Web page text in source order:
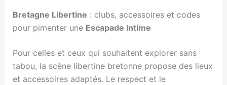
Bretagne Libertine : clubs, accessoires et codes
pour pimenter une Escapade Intime
Pour celles et ceux qui souhaitent explorer sans
tabou, la scène libertine bretonne propose des lieux
et accessoires adaptés. Le respect et le